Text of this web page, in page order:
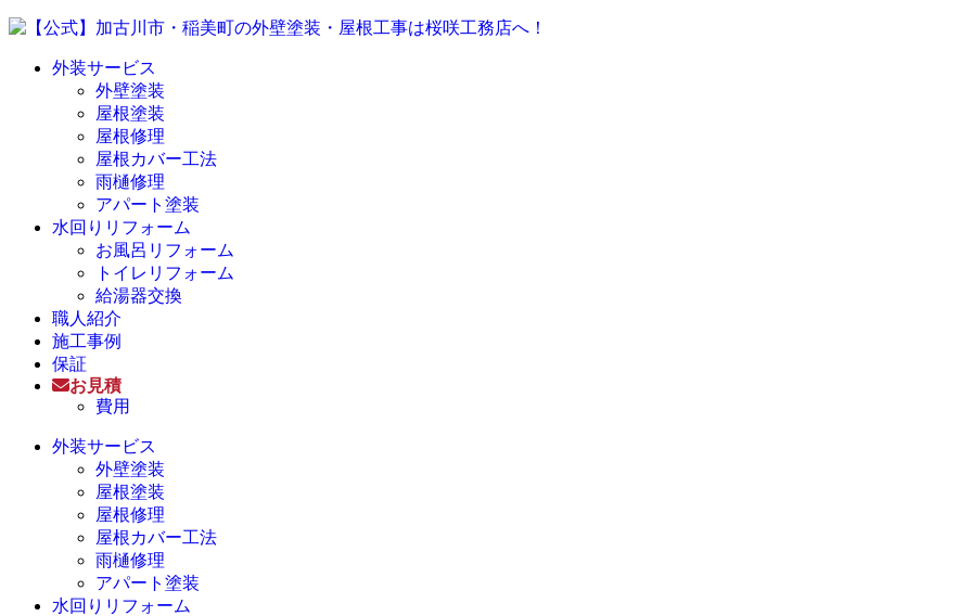
外装サービス
外壁塗装
屋根塗装
屋根修理
屋根カバー工法
雨樋修理
アパート塗装
水回りリフォーム
お風呂リフォーム
トイレリフォーム
給湯器交換
職人紹介
施工事例
保証
お見積
費用
外装サービス
外壁塗装
屋根塗装
屋根修理
屋根カバー工法
雨樋修理
アパート塗装
水回りリフォーム